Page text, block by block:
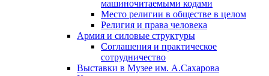
машиночитаемыми кодами
Место религии в обществе в целом
Религия и права человека
Армия и силовые структуры
Соглашения и практическое
сотрудничество
Выставки в Музее им. А.Сахарова